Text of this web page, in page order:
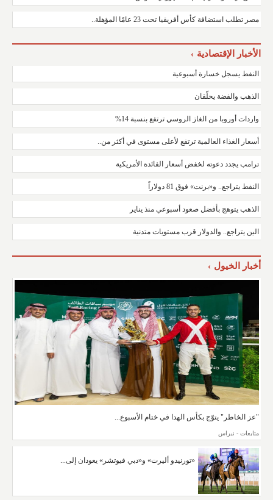
مصر تطلب استضافة كأس أفريقيا تحت 23 عامًا المؤهلة..
الأخبار الإقتصادية
النفط يسجل خسارة أسبوعية
الذهب والفضة يحلّقان
واردات أوروبا من الغاز الروسي ترتفع بنسبة 14%
أسعار الغذاء العالمية ترتفع لأعلى مستوى في أكثر من..
ترامب يجدد دعوته لخفض أسعار الفائدة الأمريكية
النفط يتراجع.. و«برنت» فوق 81 دولاراً
الذهب يتوهج بأفضل صعود أسبوعي منذ يناير
الين يتراجع.. والدولار قرب مستويات متدنية
أخبار الخيول
"عز الخاطر" يتوّج بكأس الهدا في ختام الأسبوع...
متابعات - نبراس
«تورنيدو أليرت» و«دبي فيوتشر» يعودان إلى...